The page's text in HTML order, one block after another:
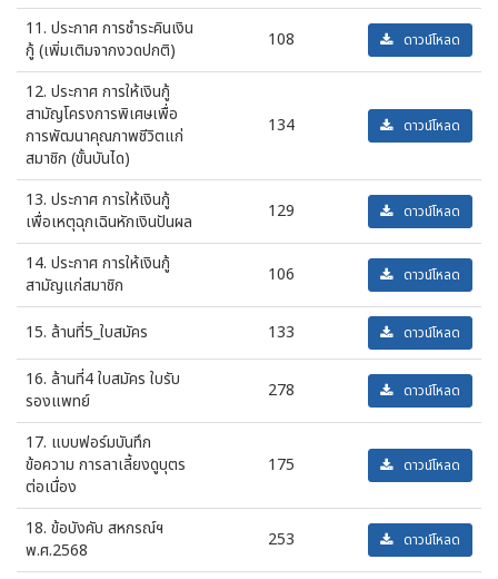
11. ประกาศ การชำระคินเงิน
กู้ (เพิ่มเติมจากงวดปกติ)
108 ดาวน์โหลด
12. ประกาศ การให้เงินกู้
สามัญโครงการพิเศษเพื่อ
การพัฒนาคุณภาพชีวิตแก่
สมาชิก (ขั้นบันได)
134 ดาวน์โหลด
13. ประกาศ การให้เงินกู้
เพื่อเหตุฉุกเฉินหักเงินปันผล
129 ดาวน์โหลด
14. ประกาศ การให้เงินกู้
สามัญแก่สมาชิก
106 ดาวน์โหลด
15. ล้านที่5_ใบสมัคร 133 ดาวน์โหลด
16. ล้านที่4 ใบสมัคร ใบรับ
รองแพทย์
278 ดาวน์โหลด
17. แบบฟอร์มบันทึก
ข้อความ การลาเลี้ยงดูบุตร
ต่อเนื่อง
175 ดาวน์โหลด
18. ข้อบังคับ สหกรณ์ฯ
พ.ศ.2568
253 ดาวน์โหลด